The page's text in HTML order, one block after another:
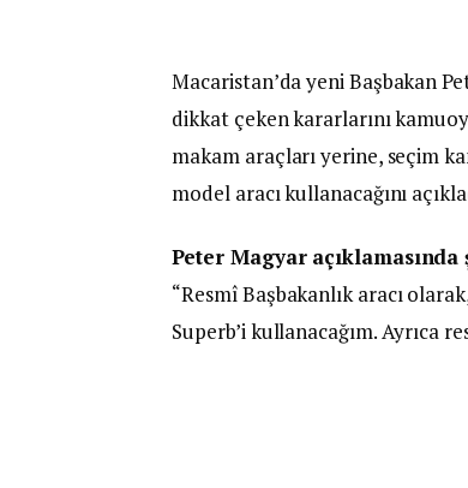
Macaristan’da yeni Başbakan
dikkat çeken kararlarını
makam araçları yerine, seçim
model aracı kullanacağını
Peter Magyar
“Resmî Başbakanlık aracı
Superb’i kullanacağım. Ayrıca